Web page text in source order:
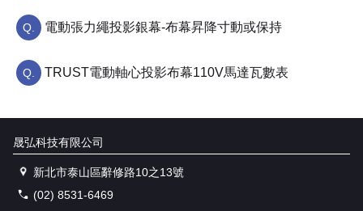
電動張力繩投影銀幕-布幕昇降寸動或保持
TRUST電動軸心投影布幕110V馬達瓦數表
晟弘科技有限公司
新北市泰山區辭修路10之13號
(02) 8531-6469